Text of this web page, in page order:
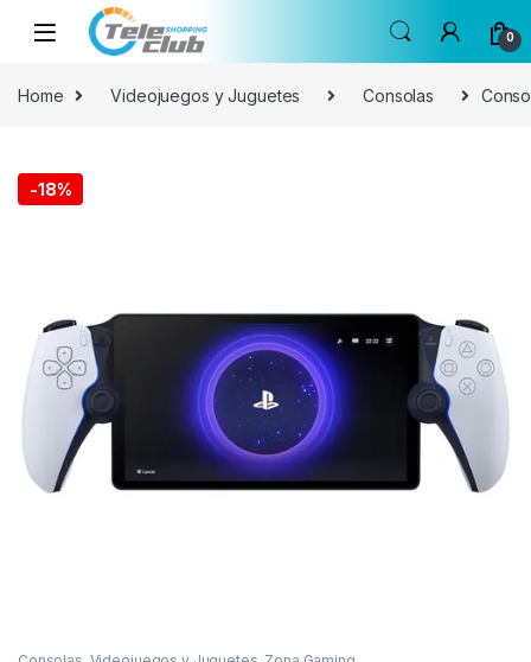
Skip to navigation
Skip to content
0
Home Videojuegos y Juguetes Consolas
-18%